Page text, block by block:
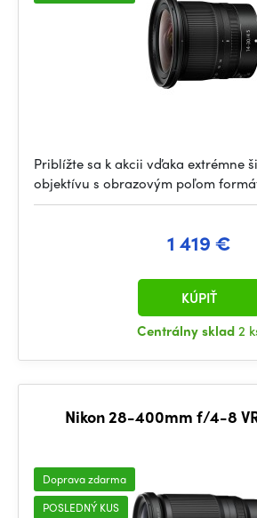
Priblížte sa k akcii vďaka extrémne
objektívu s obrazovým poľom
1 419 €
Centrálny sklad2
KÚPIŤ
Nikon 28-400mm f/4-8
Doprava zdarma
POSLEDNÝ KUS